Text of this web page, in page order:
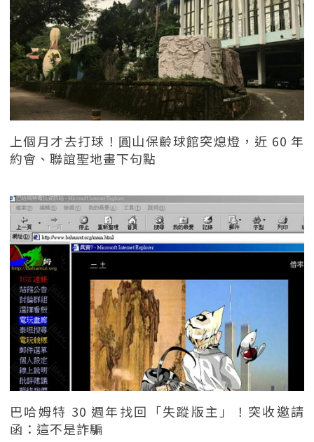
上個月才去打球！圓山保齡球館突熄燈，近 60 年
約會、聯誼聖地畫下句點
巴哈姆特 30 週年找回「失蹤版主」！突收邀請
函：這不是詐騙